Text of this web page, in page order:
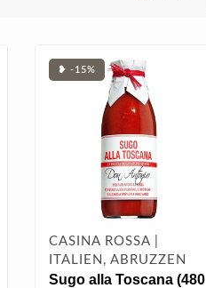
❥ -15%
CASINA ROSSA |
ITALIEN, ABRUZZEN
Sugo alla Toscana (480